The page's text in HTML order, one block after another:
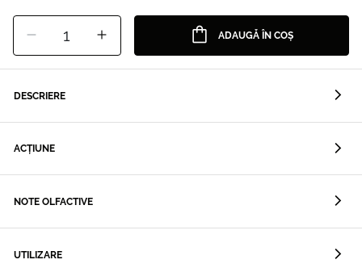
1 ADAUGĂ ÎN COȘ
DESCRIERE
ACȚIUNE
NOTE OLFACTIVE
UTILIZARE